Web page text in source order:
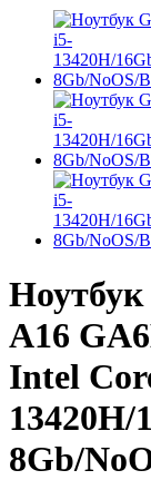
A16
Intel
13420H/
8Gb/